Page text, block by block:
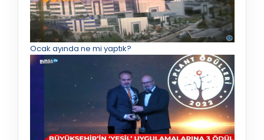
Ocak ayında ne mi yaptık?